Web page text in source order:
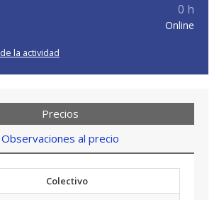
0 h
Online
de la actividad
Precios
Observaciones al precio
Colectivo